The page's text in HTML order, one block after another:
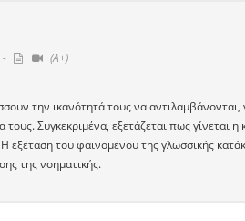
(A+)
την ικανότητά τους να
Συγκεκριμένα, εξετάζεται πως γίνεται
εξέταση του φαινομένου της γλωσσικής
της νοηματικής.